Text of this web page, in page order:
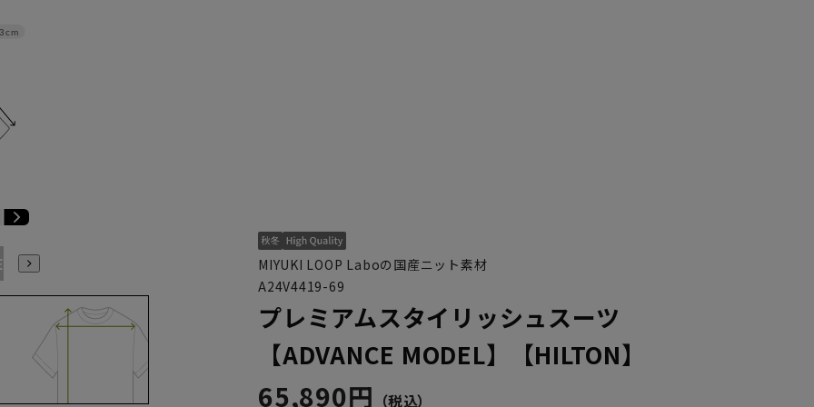
BE4 YA4 YA5 YA6 YA7 YA8
MIYUKI LOOP Laboの国産ニット素材
A24V4419-69
プレミアムスタイリッシュスーツ
【ADVANCE MODEL】【HILTON】
65,890円